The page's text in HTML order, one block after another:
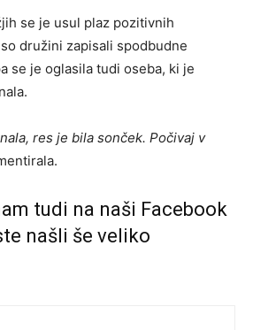
se je usul plaz pozitivnih
družini zapisali spodbudne
se je oglasila tudi oseba, ki je
res je bila sonček. Počivaj v
tudi na naši Facebook
našli še veliko